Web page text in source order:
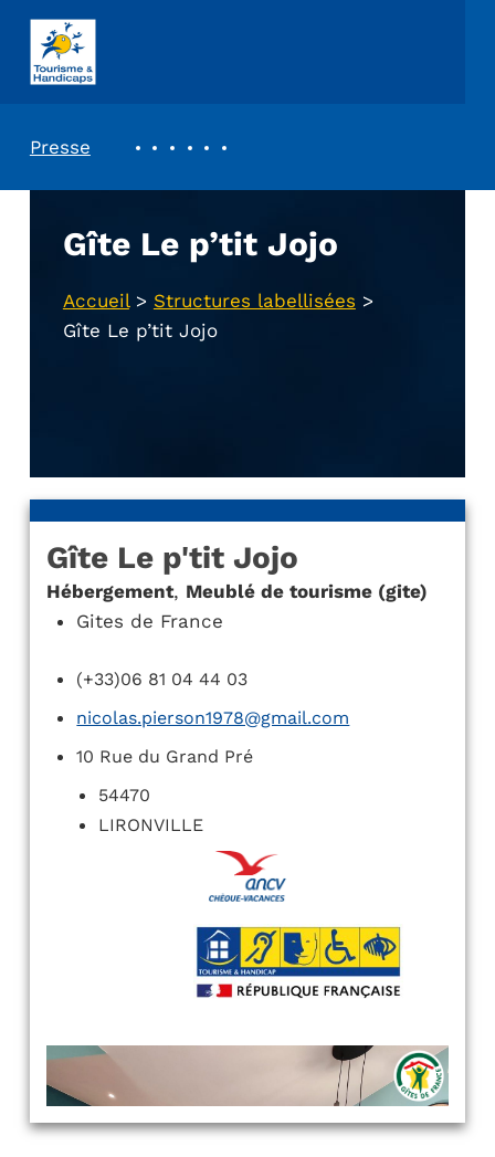
ASSOCIATION TOURISME ET HANDICAPS
Presse
Gîte Le p’tit Jojo
Accueil> Structures labellisées >
Gîte Le p’tit Jojo
Gîte Le p'tit Jojo
Hébergement, Meublé de tourisme (gite)
Gites de France
(+33)06 81 04 44 03
nicolas.pierson1978@gmail.com
10 Rue du Grand Pré
54470
LIRONVILLE